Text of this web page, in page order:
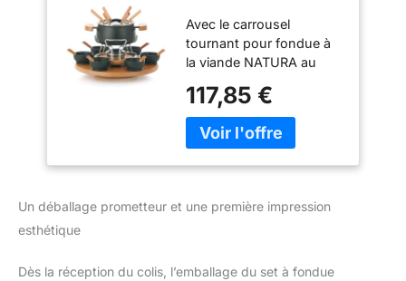
pièces, acier
émaillé et bois,
'Natura'
Avec le carrousel
tournant pour fondue à
la viande NATURA au
mélange de céramique et
de bois, la cuisine se fait
agréablement à table et
bois avec un creux pour
tandis que le plateau
117,85 €
Un déballage prometteur et une première impression
esthétique
Dès la réception du colis, l’emballage du set à fondue